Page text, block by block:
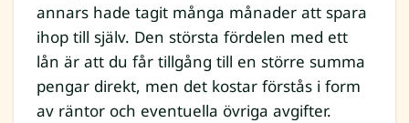
annars hade tagit många månader att spara
ihop till själv. Den största fördelen med ett
lån är att du får tillgång till en större summa
pengar direkt, men det kostar förstås i form
av räntor och eventuella övriga avgifter.